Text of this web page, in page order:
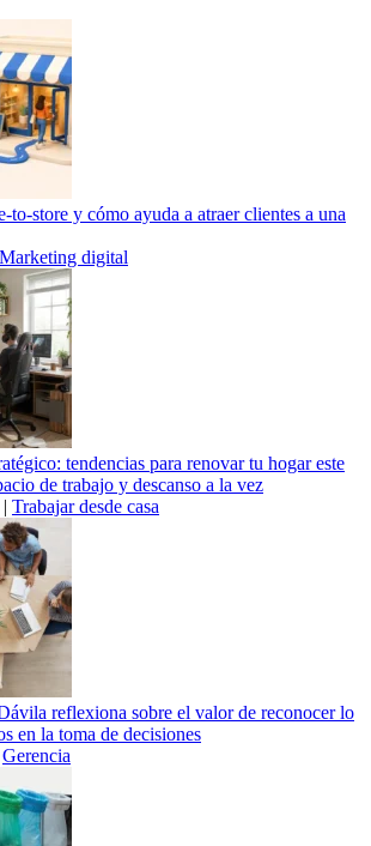
to-store y cómo ayuda a atraer clientes a una
Marketing digital
tendencias para renovar tu hogar este
de trabajo y descanso a la vez
| Trabajar desde casa
reflexiona sobre el valor de reconocer lo
en la toma de decisiones
Gerencia